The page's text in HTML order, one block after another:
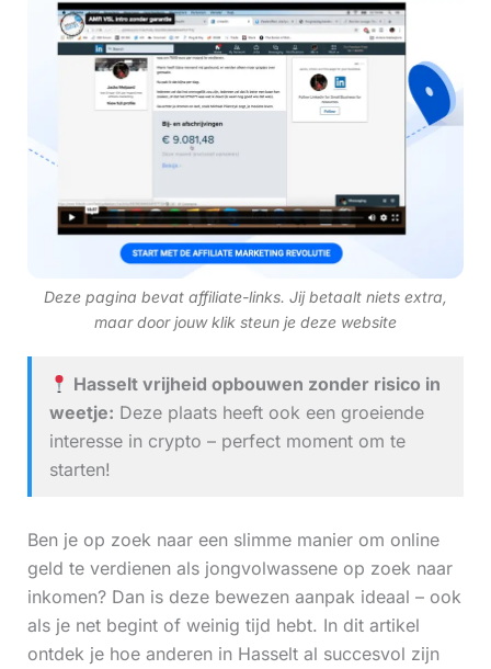
Deze pagina bevat affiliate-links. Jij betaalt niets extra,
maar door jouw klik steun je deze website
Hasselt vrijheid opbouwen zonder risico in
weetje: Deze plaats heeft ook een groeiende
interesse in crypto – perfect moment om te
starten!
Ben je op zoek naar een slimme manier om online
geld te verdienen als jongvolwassene op zoek naar
inkomen? Dan is deze bewezen aanpak ideaal – ook
als je net begint of weinig tijd hebt. In dit artikel
ontdek je hoe anderen in Hasselt al succesvol zijn